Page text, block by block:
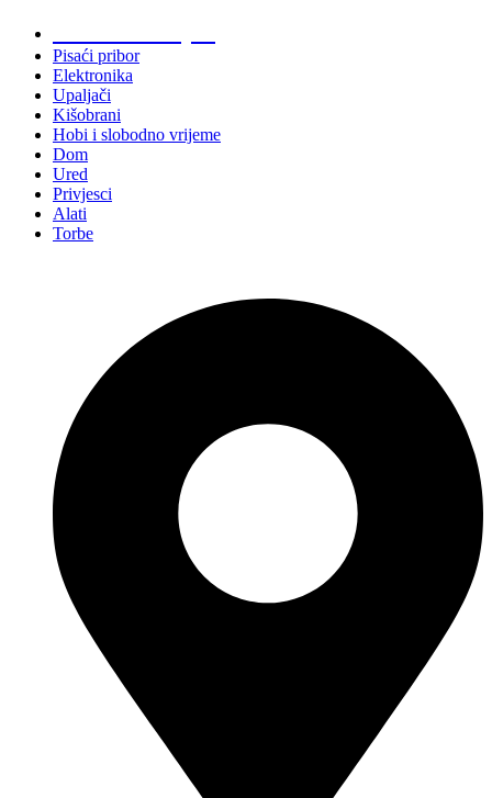
Pisaći pribor
Elektronika
Upaljači
Kišobrani
Hobi i slobodno vrijeme
Dom
Ured
Privjesci
Alati
Torbe